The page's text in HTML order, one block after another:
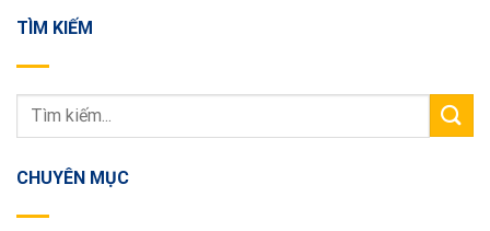
TÌM KIẾM
CHUYÊN MỤC